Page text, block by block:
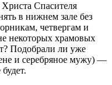
Спасителя
в нижнем зале без
четвергам и
некоторых храмовых
Подобрали ли уже
и серебряное мужу) —